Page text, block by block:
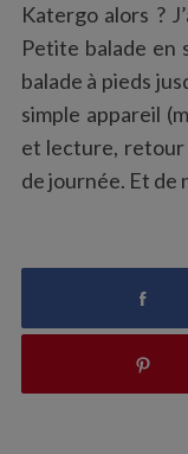
Katergo alors ?
Petite balade en
balade à pieds
simple appareil
et lecture, retour
de journée. Et de